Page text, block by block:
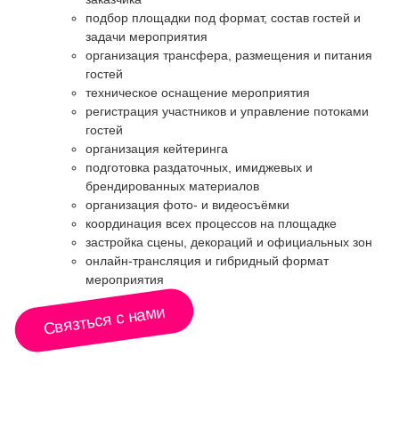
подбор площадки под формат, состав гостей и
задачи мероприятия
организация трансфера, размещения и питания
гостей
техническое оснащение мероприятия
регистрация участников и управление потоками
гостей
организация кейтеринга
подготовка раздаточных, имиджевых и
брендированных материалов
организация фото- и видеосъёмки
координация всех процессов на площадке
застройка сцены, декораций и официальных зон
онлайн-трансляция и гибридный формат
мероприятия
Связться с нами